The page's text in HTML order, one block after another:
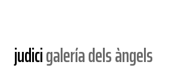
judicigalería dels àngels